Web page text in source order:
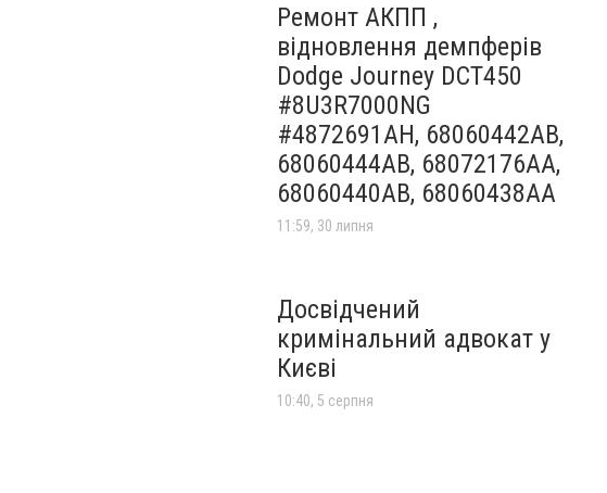
Ремонт АКПП ,
відновлення демпферів
Dodge Journey DCT450
#8U3R7000NG
#4872691AH, 68060442AB,
68060444AB, 68072176AA,
68060440AB, 68060438AA
11:59, 30 липня
Досвідчений
кримінальний адвокат у
Києві
10:40, 5 серпня